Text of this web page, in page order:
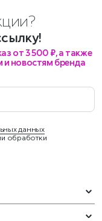
от 3 500 ₽, а также
новостям бренда
данных
обработки